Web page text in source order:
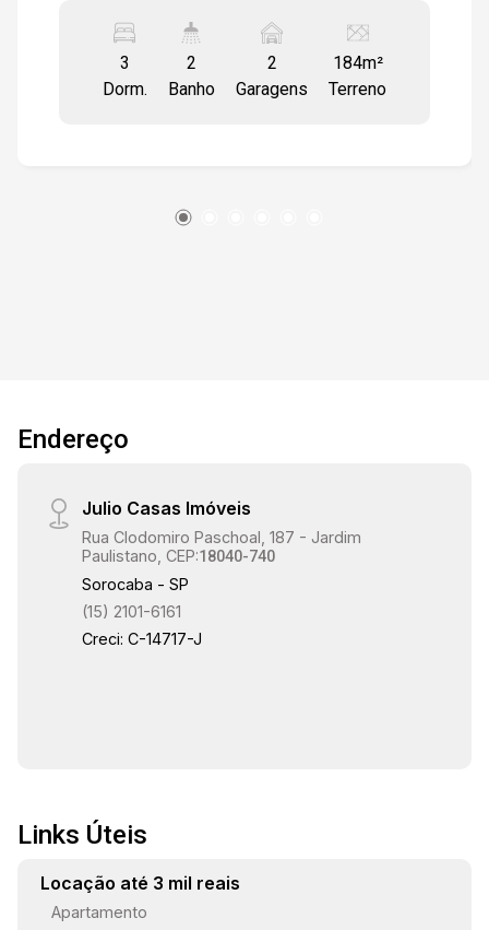
10:00
11:00
12:00
12:30
13:00
14:00
em dois ambientes, com pé direito duplo, forro
em gesso e luminárias em LED embutidas,
oferece sofisticação e excelente iluminação. O
de apoio em granito preto. Uma generosa
luminosidade natural. A casa conta ainda com
um lavabo, ideal para visitas, e duas vagas de
qualidade de vida, segurança e conforto. Agende
sua visita e venha conhecer seu novo lar!
3
Dorm.
2
Banho
2
Garagens
184m²
Terreno
Endereço
Julio Casas Imóveis
Rua Clodomiro Paschoal, 187 - Jardim
Paulistano, CEP:18040-740
Sorocaba - SP
(15) 2101-6161
Creci: C-14717-J
Links Úteis
Locação até 3 mil reais
Apartamento